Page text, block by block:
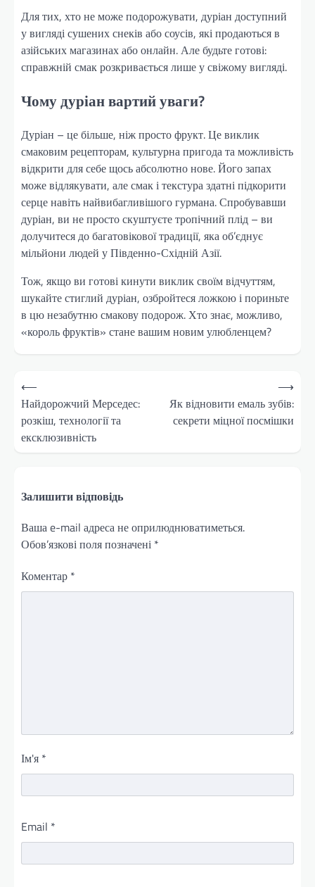
Для тих, хто не може подорожувати, дуріан доступний
у вигляді сушених снеків або соусів, які продаються в
азійських магазинах або онлайн. Але будьте готові:
справжній смак розкривається лише у свіжому вигляді.
Чому дуріан вартий уваги?
Дуріан – це більше, ніж просто фрукт. Це виклик
смаковим рецепторам, культурна пригода та можливість
відкрити для себе щось абсолютно нове. Його запах
може відлякувати, але смак і текстура здатні підкорити
серце навіть найвибагливішого гурмана. Спробувавши
дуріан, ви не просто скуштуєте тропічний плід – ви
долучитеся до багатовікової традиції, яка об’єднує
мільйони людей у Південно-Східній Азії.
Тож, якщо ви готові кинути виклик своїм відчуттям,
шукайте стиглий дуріан, озбройтеся ложкою і пориньте
в цю незабутню смакову подорож. Хто знає, можливо,
«король фруктів» стане вашим новим улюбленцем?
Навігація
записів
⟵
Найдорожчий Мерседес:
розкіш, технології та
ексклюзивність
Як відновити емаль зубів:
секрети міцної посмішки
⟶
Залишити відповідь
Ваша e-mail адреса не оприлюднюватиметься.
Обов’язкові поля позначені *
Коментар *
Ім'я *
Email *